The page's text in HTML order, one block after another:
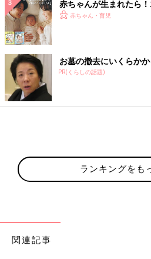
赤ちゃんが生まれたら！
赤ちゃん・育児
お墓の撤去にいくらか
PR(くらしの話題)
ランキングをも
関連記事